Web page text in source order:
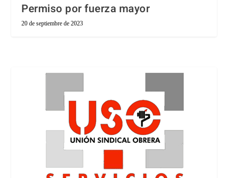
Permiso por fuerza mayor
20 de septiembre de 2023